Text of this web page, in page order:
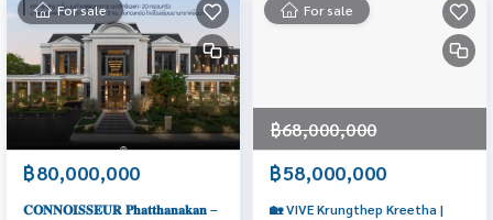
For sale
฿80,000,000
𝐂𝐎𝐍𝐍𝐎𝐈𝐒𝐒𝐄𝐔𝐑 𝐏𝐡𝐚𝐭𝐭𝐡𝐚𝐧𝐚𝐤𝐚𝐧 –
For sale
฿68,000,000
฿58,000,000
🏡 VIVE Krungthep Kreetha |